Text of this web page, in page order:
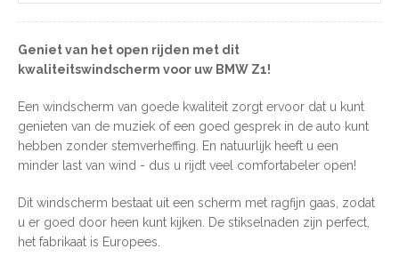
Geniet van het open rijden met dit
kwaliteitswindscherm voor uw BMW Z1!
Een windscherm van goede kwaliteit zorgt ervoor dat u kunt
genieten van de muziek of een goed gesprek in de auto kunt
hebben zonder stemverheffing. En natuurlijk heeft u een
minder last van wind - dus u rijdt veel comfortabeler open!
Dit windscherm bestaat uit een scherm met ragfijn gaas, zodat
u er goed door heen kunt kijken. De stikselnaden zijn perfect,
het fabrikaat is Europees.